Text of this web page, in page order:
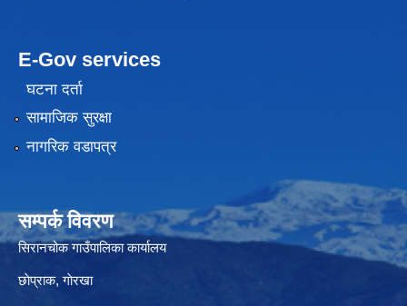
E-Gov services
घटना दर्ता
सामाजिक सुरक्षा
नागरिक वडापत्र
सम्पर्क विवरण
सिरानचोक गाउँपालिका कार्यालय
छाेप्राक, गाेरखा